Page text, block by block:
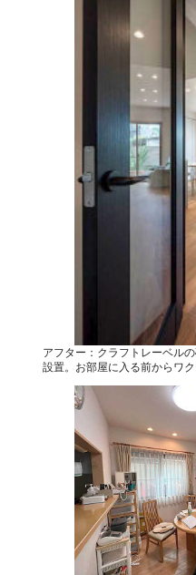
アフター：クラフトレーベル
設置。お部屋に入る前からワク